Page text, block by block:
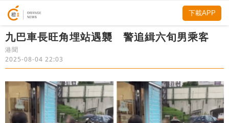
九巴車長旺角埋站遇襲 警追緝六旬男乘客
港聞
2025-08-04 22:03
下載APP